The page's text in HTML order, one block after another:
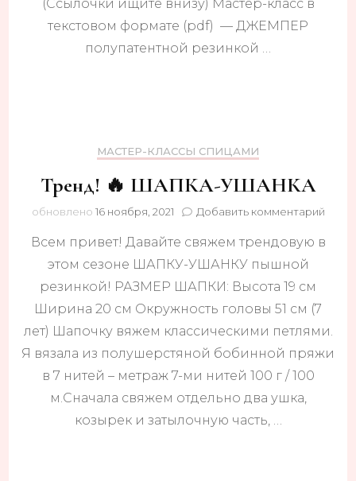
(Ссылочки ищите внизу) Мастер-класс в
текстовом формате (pdf) — ДЖЕМПЕР
полупатентной резинкой …
МАСТЕР-КЛАССЫ СПИЦАМИ
Тренд! 🔥 ШАПКА-УШАНКА
обновлено 16 ноября, 2021 Добавить комментарийк
Всем привет! Давайте свяжем трендовую в
этом сезоне ШАПКУ-УШАНКУ пышной
резинкой! РАЗМЕР ШАПКИ: Высота 19 см
Ширина 20 см Окружность головы 51 см (7
лет) Шапочку вяжем классическими петлями.
Я вязала из полушерстяной бобинной пряжи
в 7 нитей – метраж 7-ми нитей 100 г / 100
м.Сначала свяжем отдельно два ушка,
козырек и затылочную часть, …